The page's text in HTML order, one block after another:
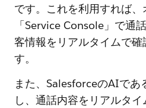
です。これを利用すれば
「Service Console」で通
客情報をリアルタイムで確
す。
また、SalesforceのAIであ
し、通話内容をリアルタイ